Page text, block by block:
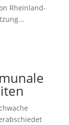
Rheinland-